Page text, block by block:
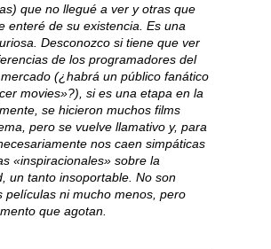
que no llegué a ver y otras que
enteré de su existencia. Es una
Desconozco si tiene que ver
de los programadores del
(¿habrá un público fanático
movies»?), si es una etapa en la
se hicieron muchos films
pero se vuelve llamativo y, para
nos caen simpáticas
«inspiracionales» sobre la
un tanto insoportable. No son
películas ni mucho menos, pero
que agotan.